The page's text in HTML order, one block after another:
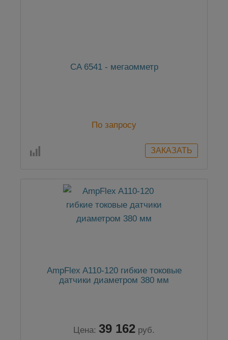
CA 6541 - мегаомметр
По запросу
AmpFlex A110-120 гибкие токовые
датчики диаметром 380 мм
Цена: 39 162 руб.